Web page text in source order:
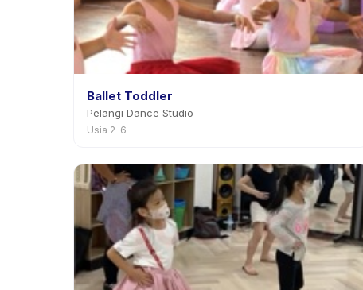
Ballet Toddler
Pelangi Dance Studio
Usia 2–6